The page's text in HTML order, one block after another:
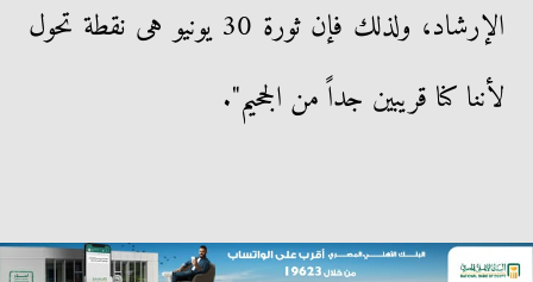
الإرشاد، ولذلك فإن ثورة 30 يونيو هى نقطة تحول
لأننا كنا قريبين جداً من الجحيم".